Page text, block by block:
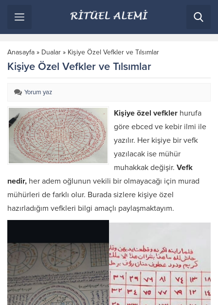
Anasayfa » Dualar » Kişiye Özel Vefkler ve Tılsımlar
Kişiye Özel Vefkler ve Tılsımlar
Yorum yaz
Kişiye özel vefkler hurufa
göre ebced ve kebir ilmi ile
yazılır. Her kişiye bir vefk
yazılacak ise mühür
muhakkak değişir. Vefk
nedir, her adem oğlunun vekili bir olmayacağı için murad
mühürleri de farklı olur. Burada sizlere kişiye özel
hazırladığım vefkleri bilgi amaçlı paylaşmaktayım.